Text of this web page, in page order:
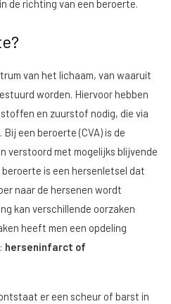
de richting van een beroerte.
van het lichaam, van waaruit
worden. Hiervoor hebben
en zuurstof nodig, die via
een beroerte (CVA) is de
verstoord met mogelijks blijvende
is een hersenletsel dat
naar de hersenen wordt
kan verschillende oorzaken
heeft men een opdeling
herseninfarct of
er een scheur of barst in